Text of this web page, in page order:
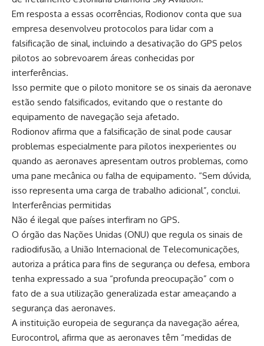
Em resposta a essas ocorrências, Rodionov conta que sua
empresa desenvolveu protocolos para lidar com a
falsificação de sinal, incluindo a desativação do GPS pelos
pilotos ao sobrevoarem áreas conhecidas por
interferências.
Isso permite que o piloto monitore se os sinais da aeronave
estão sendo falsificados, evitando que o restante do
equipamento de navegação seja afetado.
Rodionov afirma que a falsificação de sinal pode causar
problemas especialmente para pilotos inexperientes ou
quando as aeronaves apresentam outros problemas, como
uma pane mecânica ou falha de equipamento. “Sem dúvida,
isso representa uma carga de trabalho adicional”, conclui.
Interferências permitidas
Não é ilegal que países interfiram no GPS.
O órgão das Nações Unidas (ONU) que regula os sinais de
radiodifusão, a União Internacional de Telecomunicações,
autoriza a prática para fins de segurança ou defesa, embora
tenha expressado a sua “profunda preocupação” com o
fato de a sua utilização generalizada estar ameaçando a
segurança das aeronaves.
A instituição europeia de segurança da navegação aérea,
Eurocontrol, afirma que as aeronaves têm “medidas de